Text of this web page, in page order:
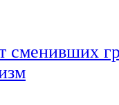
сменивших